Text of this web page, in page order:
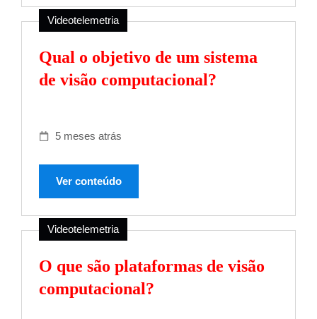
Videotelemetria
Qual o objetivo de um sistema
de visão computacional?
5 meses atrás
Ver conteúdo
Videotelemetria
O que são plataformas de visão
computacional?